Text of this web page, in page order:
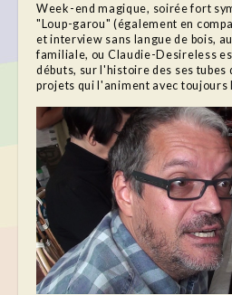
Week-end magique, soirée fort
"Loup-garou" (également en
et interview sans langue de bois,
familiale, ou Claudie-Desireless
débuts, sur l'histoire des ses tubes
projets qui l'animent avec toujours